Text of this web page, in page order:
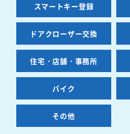
スマートキー登録
ドアクローザー交換
住宅・店舗・事務所
バイク
その他